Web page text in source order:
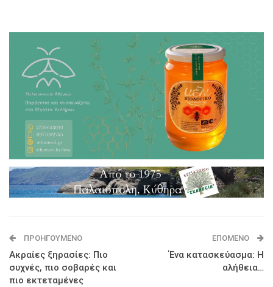
ΠΡΟΗΓΟΎΜΕΝΟ
Ακραίες ξηρασίες: Πιο
συχνές, πιο σοβαρές και
πιο εκτεταμένες
ΕΠΌΜΕΝΟ
Ένα κατασκεύασμα: Η
αλήθεια…